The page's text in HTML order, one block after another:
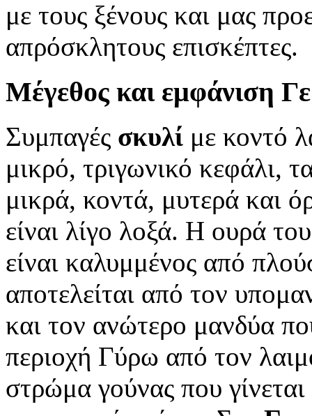
με τους ξένους και μας
απρόσκλητους επισκέπτες.
Μέγεθος και εμφάνιση
Συμπαγές σκυλί με κοντό
μικρό, τριγωνικό κεφάλι,
μικρά, κοντά, μυτερά και
είναι λίγο λοξά. Η ουρά
είναι καλυμμένος από
αποτελείται από τον
και τον ανώτερο μανδύα
περιοχή Γύρω από τον
στρώμα γούνας που γίνεται